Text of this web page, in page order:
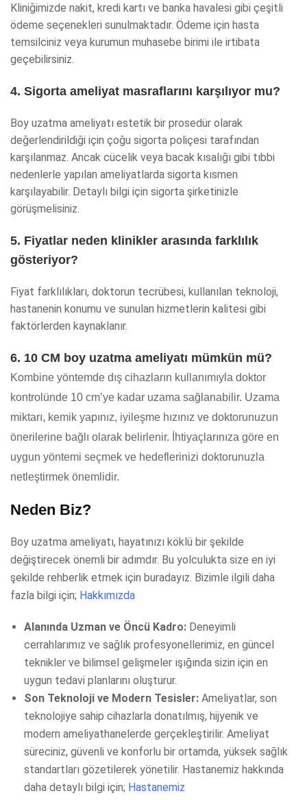
Kliniğimizde nakit, kredi kartı ve banka havalesi gibi çeşitli
ödeme seçenekleri sunulmaktadır. Ödeme için hasta
temsilciniz veya kurumun muhasebe birimi ile irtibata
geçebilirsiniz.
4. Sigorta ameliyat masraflarını karşılıyor mu?
Boy uzatma ameliyatı estetik bir prosedür olarak
değerlendirildiği için çoğu sigorta poliçesi tarafından
karşılanmaz. Ancak cücelik veya bacak kısalığı gibi tıbbi
nedenlerle yapılan ameliyatlarda sigorta kısmen
karşılayabilir. Detaylı bilgi için sigorta şirketinizle
görüşmelisiniz.
5. Fiyatlar neden klinikler arasında farklılık
gösteriyor?
Fiyat farklılıkları, doktorun tecrübesi, kullanılan teknoloji,
hastanenin konumu ve sunulan hizmetlerin kalitesi gibi
faktörlerden kaynaklanır.
6. 10 CM boy uzatma ameliyatı mümkün mü?
Kombine yöntemde dış cihazların kullanımıyla doktor
kontrolünde 10 cm’ye kadar uzama sağlanabilir. Uzama
miktarı, kemik yapınız, iyileşme hızınız ve doktorunuzun
önerilerine bağlı olarak belirlenir. İhtiyaçlarınıza göre en
uygun yöntemi seçmek ve hedeflerinizi doktorunuzla
netleştirmek önemlidir.
Neden Biz?
Boy uzatma ameliyatı, hayatınızı köklü bir şekilde
değiştirecek önemli bir adımdır. Bu yolculukta size en iyi
şekilde rehberlik etmek için buradayız. Bizimle ilgili daha
fazla bilgi için; Hakkımızda
Alanında Uzman ve Öncü Kadro: Deneyimli
cerrahlarımız ve sağlık profesyonellerimiz, en güncel
teknikler ve bilimsel gelişmeler ışığında sizin için en
uygun tedavi planlarını oluşturur.
Son Teknoloji ve Modern Tesisler: Ameliyatlar, son
teknolojiye sahip cihazlarla donatılmış, hijyenik ve
modern ameliyathanelerde gerçekleştirilir. Ameliyat
süreciniz, güvenli ve konforlu bir ortamda, yüksek sağlık
standartları gözetilerek yönetilir. Hastanemiz hakkında
daha detaylı bilgi için; Hastanemiz